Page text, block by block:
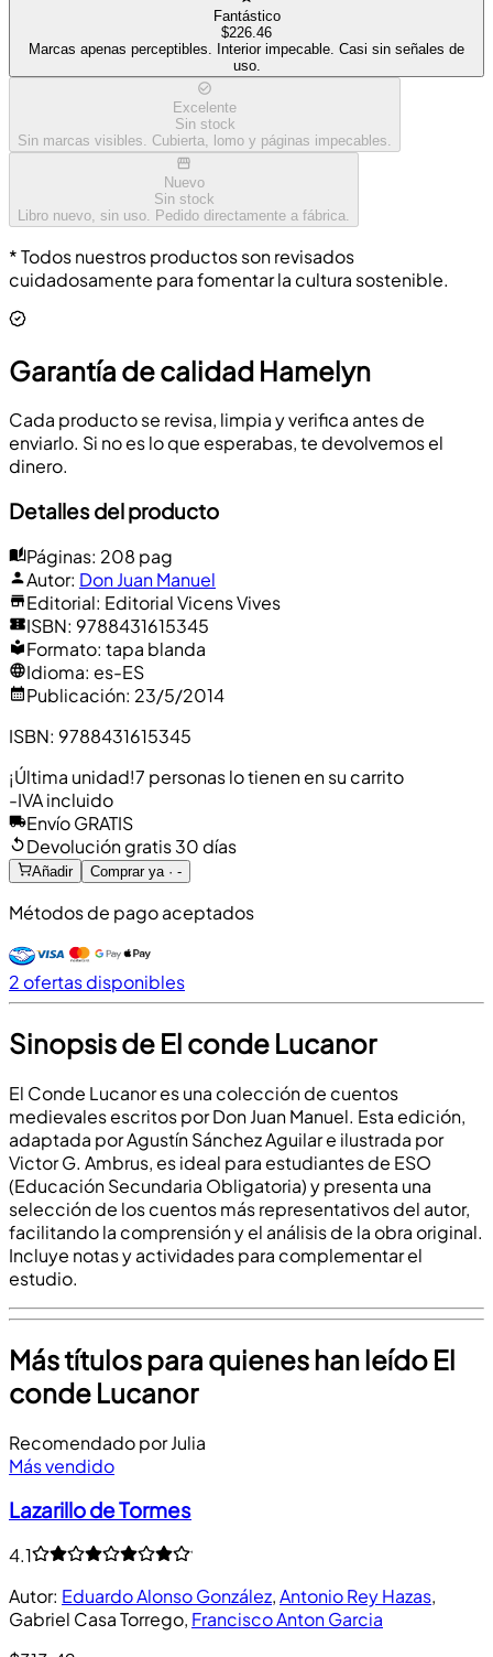
Fantástico
$226.46
Marcas apenas perceptibles. Interior impecable. Casi sin señales de
uso.
Excelente
Sin stock
Sin marcas visibles. Cubierta, lomo y páginas impecables.
Nuevo
Sin stock
Libro nuevo, sin uso. Pedido directamente a fábrica.
* Todos nuestros productos son revisados
cuidadosamente para fomentar la cultura sostenible.
Garantía de calidad Hamelyn
Cada producto se revisa, limpia y verifica antes de
enviarlo. Si no es lo que esperabas, te devolvemos el
dinero.
Detalles del producto
Páginas: 208 pag
Autor: Don Juan Manuel
Editorial: Editorial Vicens Vives
ISBN: 9788431615345
Formato: tapa blanda
Idioma: es-ES
Publicación: 23/5/2014
ISBN: 9788431615345
¡Última unidad!7 personas lo tienen en su carrito
-IVA incluido
Envío GRATIS
Devolución gratis 30 días
Añadir Comprar ya · -
Métodos de pago aceptados
2 ofertas disponibles
Sinopsis de El conde Lucanor
El Conde Lucanor es una colección de cuentos
medievales escritos por Don Juan Manuel. Esta edición,
adaptada por Agustín Sánchez Aguilar e ilustrada por
Victor G. Ambrus, es ideal para estudiantes de ESO
(Educación Secundaria Obligatoria) y presenta una
selección de los cuentos más representativos del autor,
facilitando la comprensión y el análisis de la obra original.
Incluye notas y actividades para complementar el
estudio.
Más títulos para quienes han leído El
conde Lucanor
Recomendado por Julia
Más vendido
Lazarillo de Tormes
4.1
Autor: Eduardo Alonso González,Antonio Rey Hazas,
Gabriel Casa Torrego, Francisco Anton Garcia